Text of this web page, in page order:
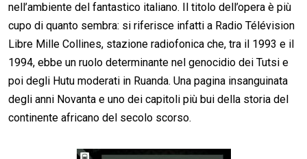
nell’ambiente del fantastico italiano. Il titolo dell’opera è più
cupo di quanto sembra: si riferisce infatti a Radio Télévision
Libre Mille Collines, stazione radiofonica che, tra il 1993 e il
1994, ebbe un ruolo determinante nel genocidio dei Tutsi e
poi degli Hutu moderati in Ruanda. Una pagina insanguinata
degli anni Novanta e uno dei capitoli più bui della storia del
continente africano del secolo scorso.